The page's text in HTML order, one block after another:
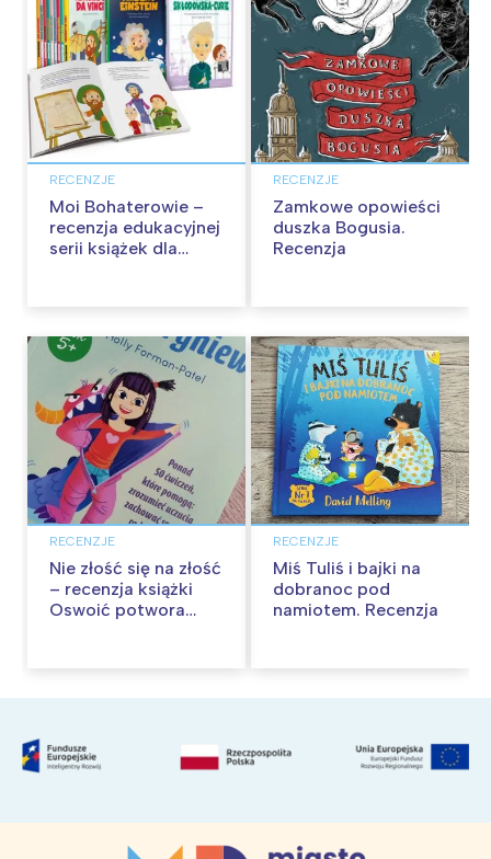
RECENZJE
Moi Bohaterowie –
recenzja edukacyjnej
serii książek dla
RECENZJE
Zamkowe opowieści
duszka Bogusia.
Recenzja
RECENZJE
Nie złość się na złość
– recenzja książki
Oswoić potwora
RECENZJE
Miś Tuliś i bajki na
dobranoc pod
namiotem. Recenzja